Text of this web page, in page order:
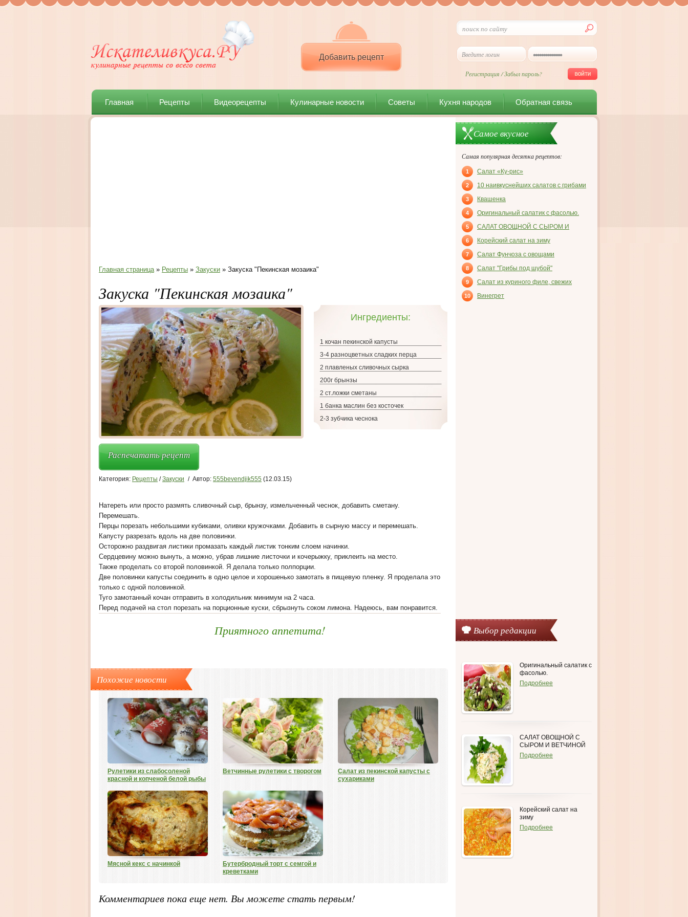
Добавить рецепт
Регистрация /Забыл пароль?
Главная Рецепты Видеорецепты Кулинарные новости Советы Кухня народов Обратная связь
Главная страница» Рецепты » Закуски » Закуска "Пекинская мозаика"
Закуска "Пекинская мозаика"
Распечатать рецепт
Категория: Рецепты /Закуски / Автор: 555bevendjik555 (12.03.15)
Ингредиенты:
1 кочан пекинской капусты
3-4 разноцветных сладких перца
2 плавленых сливочных сырка
200г брынзы
2 ст.ложки сметаны
1 банка маслин без косточек
2-3 зубчика чеснока
Натереть или просто размять сливочный сыр, брынзу, измельченный чеснок, добавить сметану.
Перемешать.
Перцы порезать небольшими кубиками, оливки кружочками. Добавить в сырную массу и перемешать.
Капусту разрезать вдоль на две половинки.
Осторожно раздвигая листики промазать каждый листик тонким слоем начинки.
Сердцевину можно вынуть, а можно, убрав лишние листочки и кочерыжку, приклеить на место.
Также проделать со второй половинкой. Я делала только полпорции.
Две половинки капусты соединить в одно целое и хорошенько замотать в пищевую пленку. Я проделала это
только с одной половинкой.
Туго замотанный кочан отправить в холодильник минимум на 2 часа.
Перед подачей на стол порезать на порционные куски, сбрызнуть соком лимона. Надеюсь, вам понравится.
Приятного аппетита!
Похожие новости
Рулетики из слабосоленой
красной и копченой белой рыбы
Ветчинные рулетики с творогом
Салат из пекинской капусты с
сухариками
Мясной кекс с начинкой
Бутербродный торт с семгой и
креветками
Комментариев пока еще нет. Вы можете стать первым!
Самое вкусное
Самая популярная десятка рецептов:
1 Салат «Ку-рис»
2 10 наивкуснейших салатов с грибами
3 Квашенка
4 Оригинальный салатик с фасолью.
5
САЛАТ ОВОЩНОЙ С СЫРОМ И
ВЕТЧИНОЙ
6 Корейский салат на зиму
7 Салат Фунчоза с овощами
8 Салат "Грибы под шубой"
9
Салат из куриного филе, свежих
огурцов и консервированных
10 Винегрет
Выбор редакции
Оригинальный салатик с
фасолью.
Подробнее
САЛАТ ОВОЩНОЙ С
СЫРОМ И ВЕТЧИНОЙ
Подробнее
Корейский салат на
зиму
Подробнее